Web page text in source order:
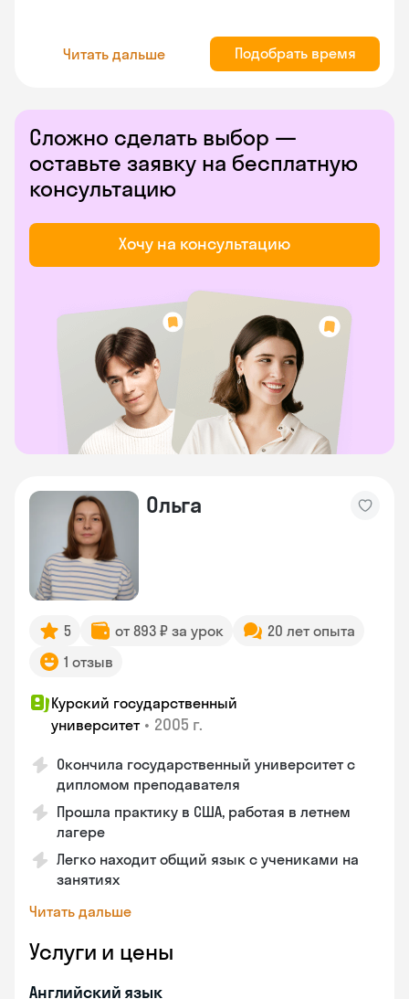
Читать дальше Подобрать время
Сложно сделать выбор —
оставьте заявку на бесплатную
консультацию
Хочу на консультацию
Ольга
5 от 893 ₽ за урок
20 лет опыта
1 отзыв
Курский государственный
университет • 2005 г.
Окончила государственный университет с
дипломом преподавателя
Прошла практику в США, работая в летнем
лагере
Легко находит общий язык с учениками на
занятиях
Читать дальше
Услуги и цены
Английский язык